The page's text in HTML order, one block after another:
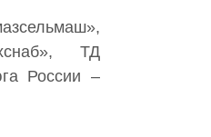
ТД
России –